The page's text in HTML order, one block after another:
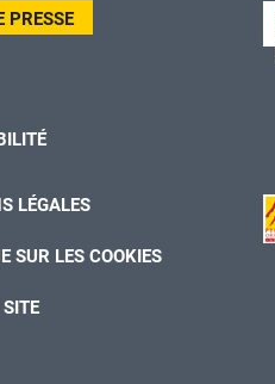
PRESSE
LÉGALES
SUR LES COOKIES